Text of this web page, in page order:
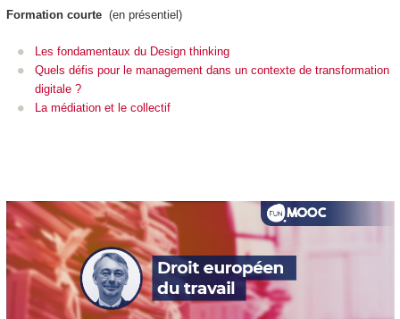
Formation courte (en présentiel)
Les fondamentaux du Design thinking
Quels défis pour le management dans un contexte de transformation
digitale ?
La médiation et le collectif